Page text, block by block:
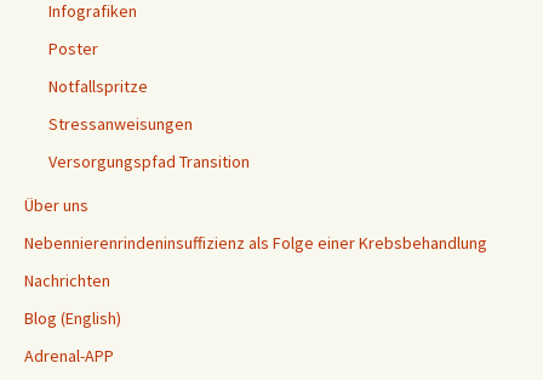
Infografiken
Poster
Notfallspritze
Stressanweisungen
Versorgungspfad Transition
Über uns
Nebennierenrindeninsuffizienz als Folge einer Krebsbehandlung
Nachrichten
Blog (English)
Adrenal-APP